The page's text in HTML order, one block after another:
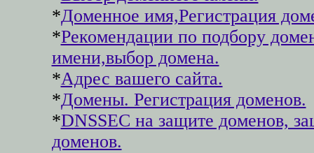
*Доменное имя,Регистрация
*Рекомендации по подбору
имени,выбор домена.
*Адрес вашего сайта.
*Домены. Регистрация доменов.
*DNSSEC на защите доменов,
доменов.